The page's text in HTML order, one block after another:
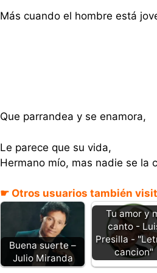
Más cuando el hombre está
Que parrandea y se enamora,
Le parece que su vida,
Hermano mío, mas nadie se la
☛ Otros usuarios también
Buena suerte –
Julio Miranda
Tu amor y
canto -
Presilla -
cancion"